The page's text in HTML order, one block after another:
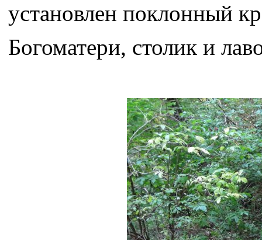
установлен поклонный
Богоматери, столик и